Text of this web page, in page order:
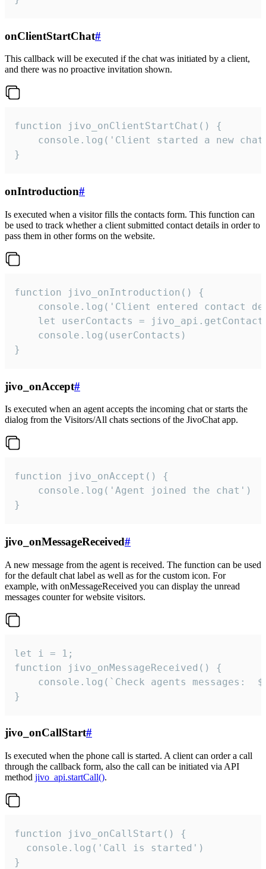
onClientStartChat#
This callback will be executed if the chat was initiated by a client,
and there was no proactive invitation shown.
function jivo_onClientStartChat() {
console.log('Client started a new
}
onIntroduction#
Is executed when a visitor fills the contacts form. This function can
be used to track whether a client submitted contact details in order to
pass them in other forms on the website.
function jivo_onIntroduction() {
console.log('Client entered contact
let userContacts =
    console.log(userContacts)
}
jivo_onAccept#
Is executed when an agent accepts the incoming chat or starts the
dialog from the Visitors/All chats sections of the JivoChat app.
function jivo_onAccept() {
}
jivo_onMessageReceived#
A new message from the agent is received. The function can be used
for the default chat label as well as for the custom icon. For
example, with onMessageReceived you can display the unread
messages counter for website visitors.
let i = 1;
function jivo_onMessageReceived() {
}
jivo_onCallStart#
Is executed when the phone call is started. A client can order a call
through the callback form, also the call can be initiated via API
method jivo_api.startCall().
function jivo_onCallStart() {
  console.log('Call is started')
}